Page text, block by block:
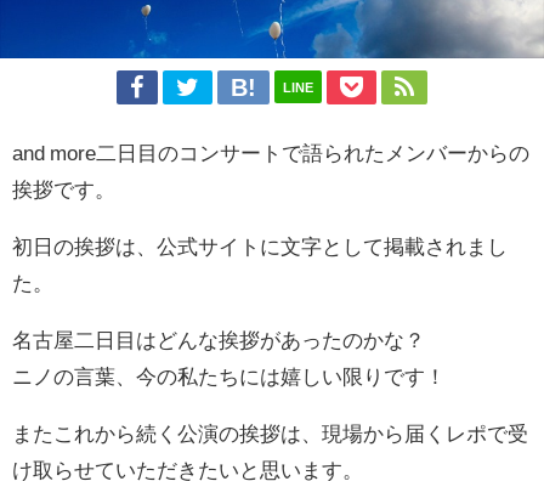
LINE
and more二日目のコンサートで語られたメンバーからの
挨拶です。
初日の挨拶は、公式サイトに文字として掲載されまし
た。
名古屋二日目はどんな挨拶があったのかな？
ニノの言葉、今の私たちには嬉しい限りです！
またこれから続く公演の挨拶は、現場から届くレポで受
け取らせていただきたいと思います。